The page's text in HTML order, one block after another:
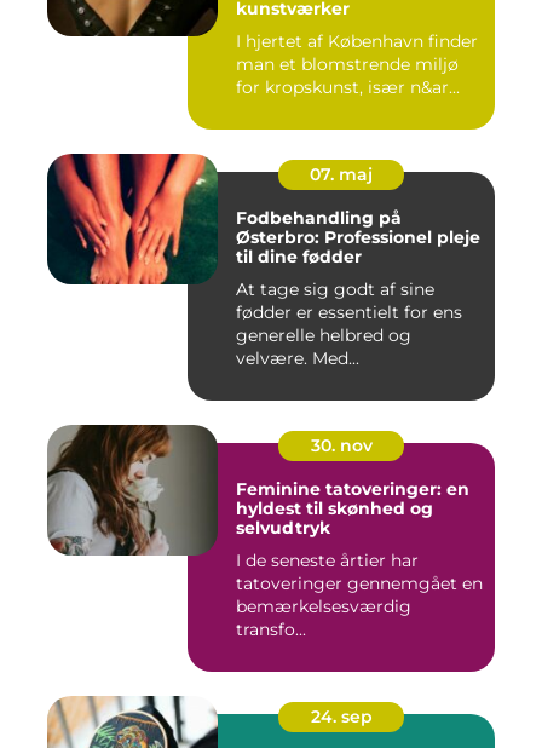
kunstværker
I hjertet af København finder
man et blomstrende miljø
for kropskunst, især n&ar...
07. maj
Fodbehandling på
Østerbro: Professionel pleje
til dine fødder
At tage sig godt af sine
fødder er essentielt for ens
generelle helbred og
velvære. Med...
30. nov
Feminine tatoveringer: en
hyldest til skønhed og
selvudtryk
I de seneste årtier har
tatoveringer gennemgået en
bemærkelsesværdig
transfo...
24. sep